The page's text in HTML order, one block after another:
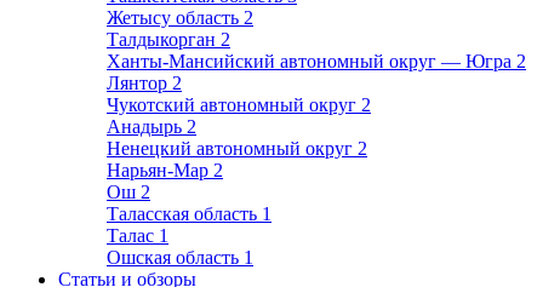
Жетысу область 2
Талдыкорган 2
Ханты-Мансийский автономный округ — Югра 2
Лянтор 2
Чукотский автономный округ 2
Анадырь 2
Ненецкий автономный округ 2
Нарьян-Мар 2
Ош 2
Таласская область 1
Талас 1
Ошская область 1
Статьи и обзоры